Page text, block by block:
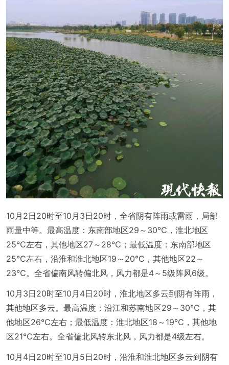
10月2日20时至10月3日20时，全省阴有阵雨或雷雨，局部
雨量中等。最高温度：东南部地区29～30℃，淮北地区
25℃左右，其他地区27～28℃；最低温度：东南部地区
25℃左右，沿淮和淮北地区19～20℃，其他地区22～
23℃。全省偏南风转偏北风，风力都是4～5级阵风6级。
10月3日20时至10月4日20时，淮北地区多云到阴有阵雨，
其他地区多云。最高温度：沿江和苏南地区29～30℃，其
他地区26℃左右；最低温度：淮北地区18～19℃，其他地
区21℃左右。全省偏北风转东北风，风力都是4级左右。
10月4日20时至10月5日20时，沿淮和淮北地区多云到阴有